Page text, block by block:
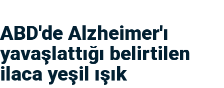
ABD'de Alzheimer'ı
yavaşlattığı belirtilen
ilaca yeşil ışık